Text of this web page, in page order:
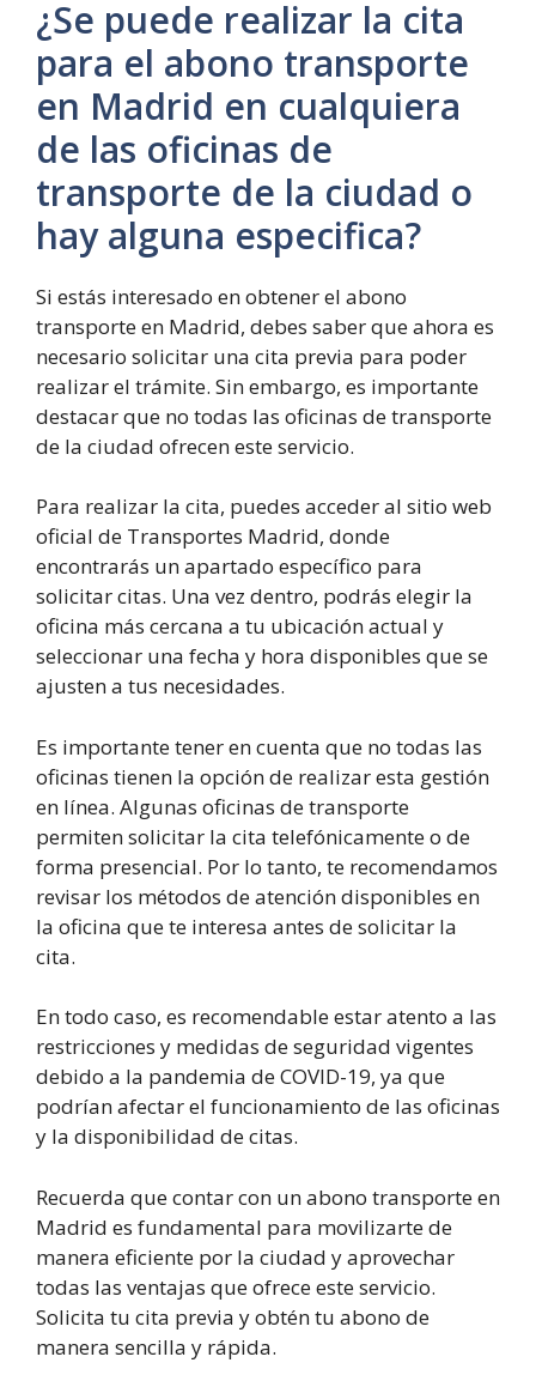
¿Se puede realizar la cita
para el abono transporte
en Madrid en cualquiera
de las oficinas de
transporte de la ciudad o
hay alguna especifica?
Si estás interesado en obtener el abono
transporte en Madrid, debes saber que ahora es
necesario solicitar una cita previa para poder
realizar el trámite. Sin embargo, es importante
destacar que no todas las oficinas de transporte
de la ciudad ofrecen este servicio.
Para realizar la cita, puedes acceder al sitio web
oficial de Transportes Madrid, donde
encontrarás un apartado específico para
solicitar citas. Una vez dentro, podrás elegir la
oficina más cercana a tu ubicación actual y
seleccionar una fecha y hora disponibles que se
ajusten a tus necesidades.
Es importante tener en cuenta que no todas las
oficinas tienen la opción de realizar esta gestión
en línea. Algunas oficinas de transporte
permiten solicitar la cita telefónicamente o de
forma presencial. Por lo tanto, te recomendamos
revisar los métodos de atención disponibles en
la oficina que te interesa antes de solicitar la
cita.
En todo caso, es recomendable estar atento a las
restricciones y medidas de seguridad vigentes
debido a la pandemia de COVID-19, ya que
podrían afectar el funcionamiento de las oficinas
y la disponibilidad de citas.
Recuerda que contar con un abono transporte en
Madrid es fundamental para movilizarte de
manera eficiente por la ciudad y aprovechar
todas las ventajas que ofrece este servicio.
Solicita tu cita previa y obtén tu abono de
manera sencilla y rápida.